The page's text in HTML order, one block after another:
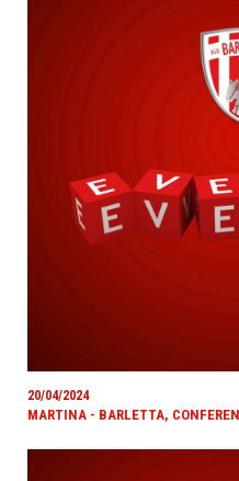
20/04/2024
MARTINA - BARLETTA,